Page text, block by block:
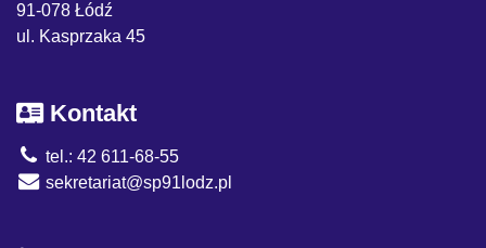
91-078 Łódź
ul. Kasprzaka 45
Kontakt
tel.: 42 611-68-55
sekretariat@sp91lodz.pl